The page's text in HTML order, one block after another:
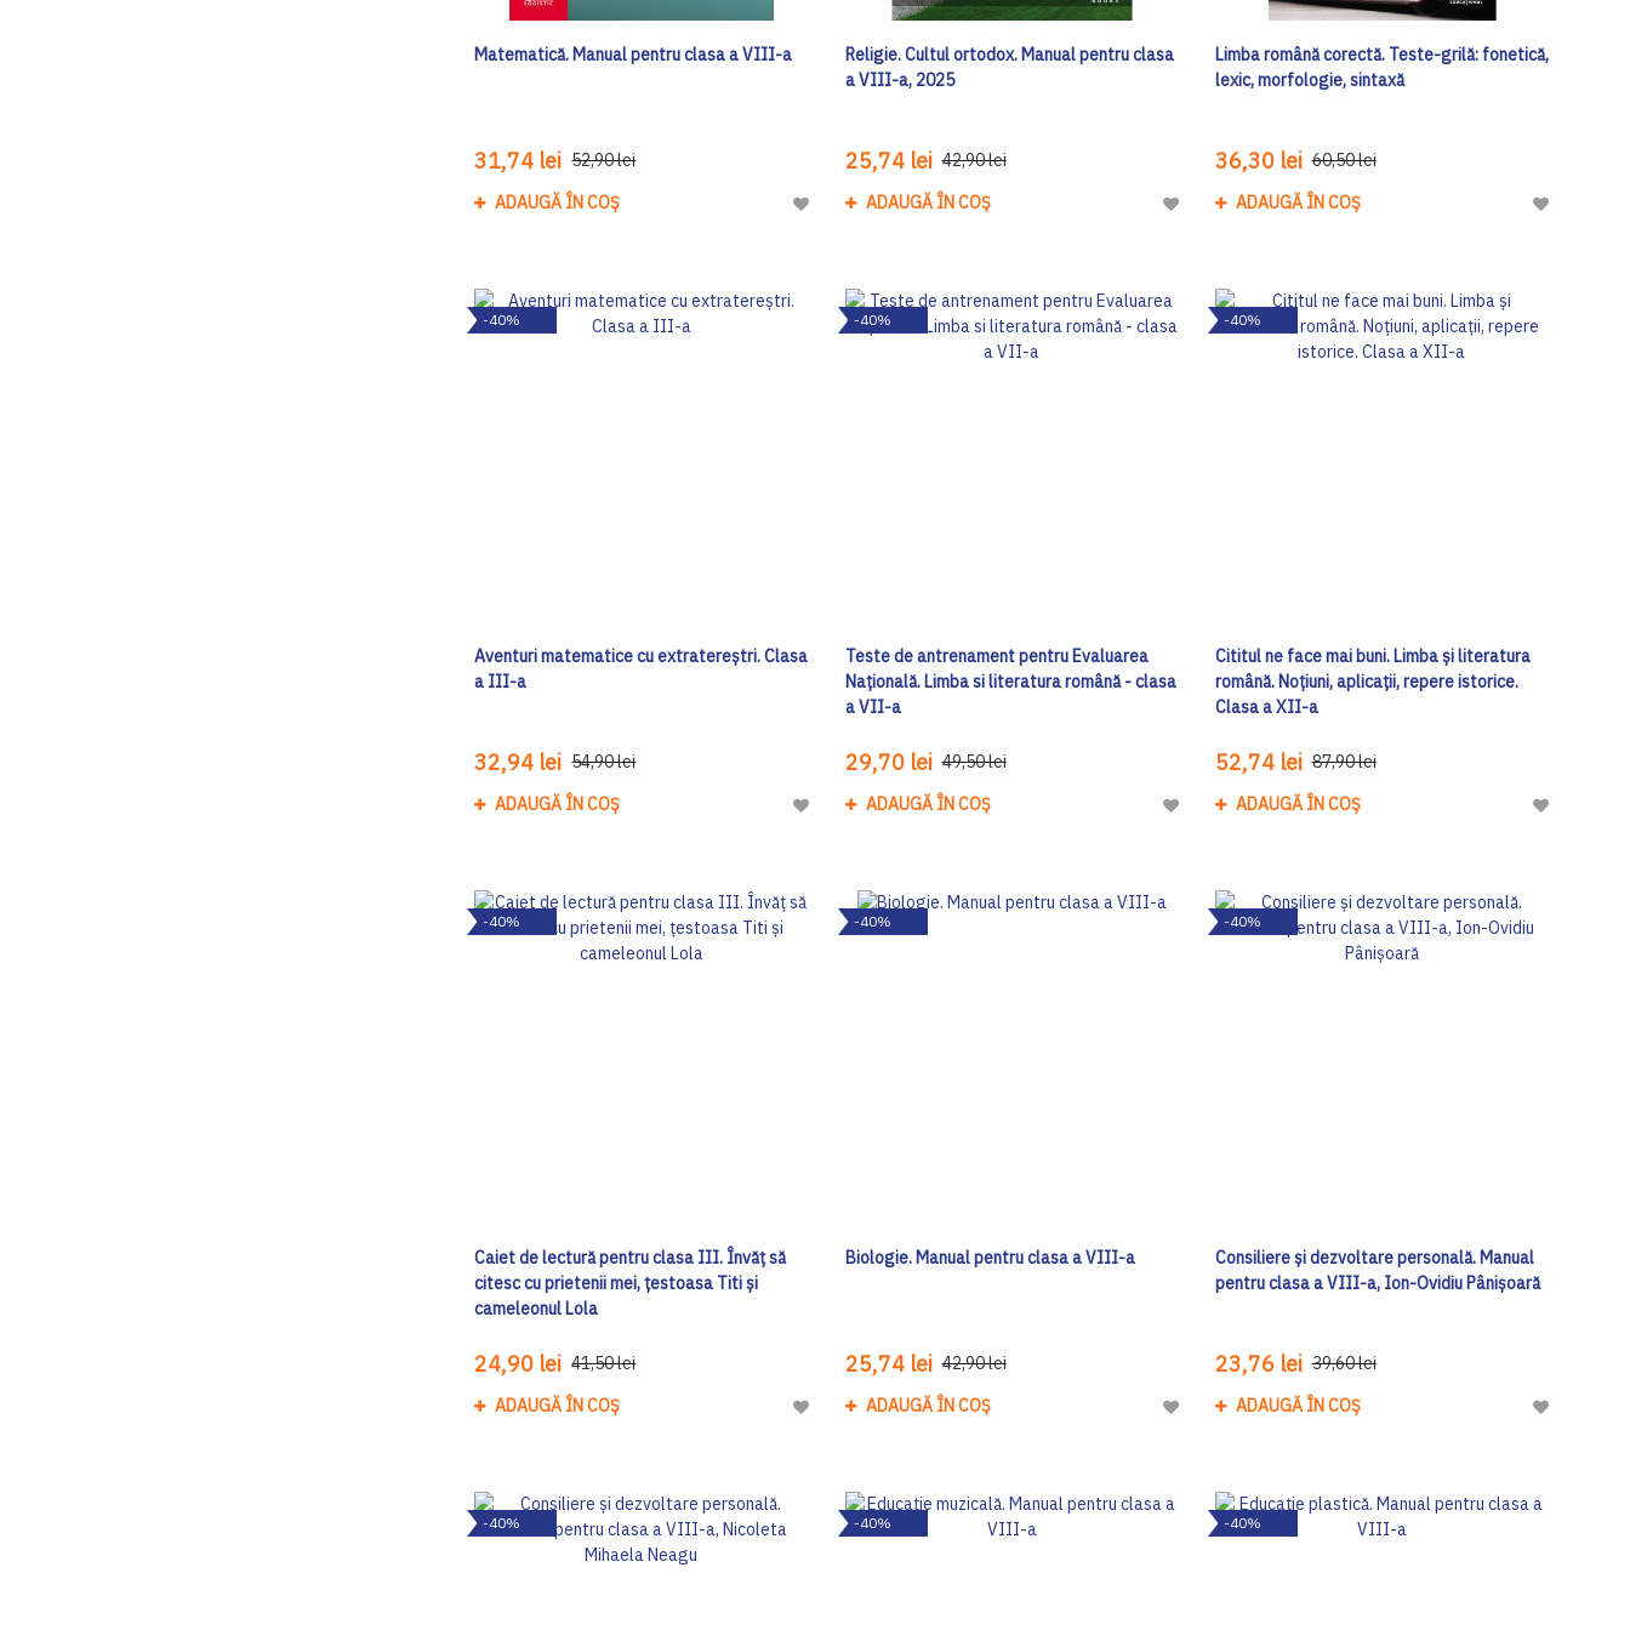
Matematică. Manual pentru clasa a VIII-a
31,74 lei 52,90 lei
ADAUGĂ ÎN COȘ
Adaugă
Dorinte
Religie. Cultul ortodox. Manual pentru clasa
a VIII-a, 2025
25,74 lei 42,90 lei
ADAUGĂ ÎN COȘ
Adaugă
de
Dorinte
Limba română corectă. Teste-grilă: fonetică,
lexic, morfologie, sintaxă
36,30 lei 60,50 lei
ADAUGĂ ÎN COȘ
Adaugă
Dorinte
-40%
Aventuri matematice cu extratereștri. Clasa
a III-a
32,94 lei 54,90 lei
ADAUGĂ ÎN COȘ
Adaugă
de
Dorinte
-40%
Teste de antrenament pentru Evaluarea
Națională. Limba si literatura română - clasa
a VII-a
29,70 lei 49,50 lei
ADAUGĂ ÎN COȘ
Adaugă
de
Dorinte
-40%
Cititul ne face mai buni. Limba și literatura
română. Noțiuni, aplicații, repere istorice.
Clasa a XII-a
52,74 lei 87,90 lei
ADAUGĂ ÎN COȘ
Adaugă
Dorinte
-40%
Caiet de lectură pentru clasa III. Învăț să
citesc cu prietenii mei, țestoasa Titi și
cameleonul Lola
24,90 lei 41,50 lei
ADAUGĂ ÎN COȘ
Adaugă
Dorinte
-40%
Biologie. Manual pentru clasa a VIII-a
25,74 lei 42,90 lei
ADAUGĂ ÎN COȘ
Adaugă
de
Dorinte
-40%
Consiliere și dezvoltare personală. Manual
pentru clasa a VIII-a, Ion-Ovidiu Pânișoară
23,76 lei 39,60 lei
ADAUGĂ ÎN COȘ
Adaugă
de
-40% -40% -40%